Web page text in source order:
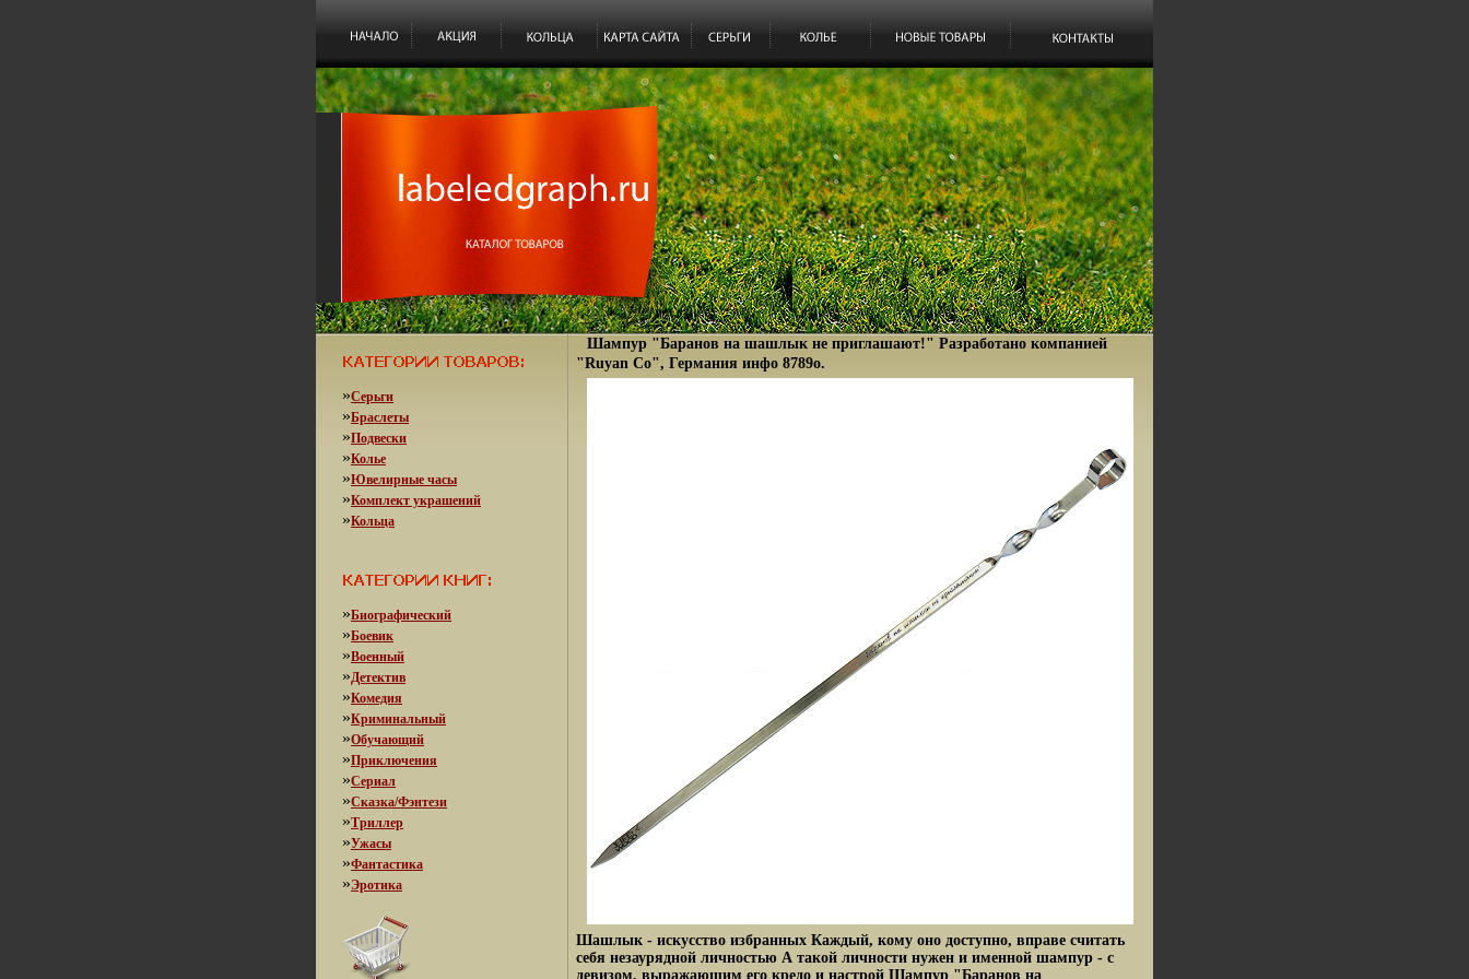
»Серьги
»Браслеты
»Подвески
»Колье
»Ювелирные часы
»Комплект украшений
»Кольца
»Биографический
»Боевик
»Военный
»Детектив
»Комедия
»Криминальный
»Обучающий
»Приключения
»Сериал
»Сказка/Фэнтези
»Триллер
»Ужасы
»Фантастика
»Эротика
Шампур "Баранов на шашлык не приглашают!" Разработано компанией
"Ruyan Co", Германия инфо 8789o.
Шашлык - искусство избранных Каждый, кому оно доступно, вправе считать
себя незаурядной личностью А такой личности нужен и именной шампур - с
девизом, выражающим его кредо и настрой Шампур "Баранов на